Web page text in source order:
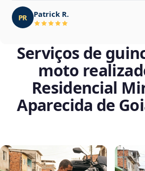
PR Patrick R.
Serviços de
moto
Residencial
Aparecida de